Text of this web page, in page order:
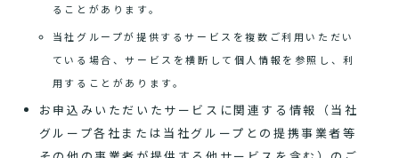
ることがあります。
当社グループが提供するサービスを複数ご利用いただい
ている場合、サービスを横断して個人情報を参照し、利
用することがあります。
お申込みいただいたサービスに関連する情報（当社
グループ各社または当社グループとの提携事業者等